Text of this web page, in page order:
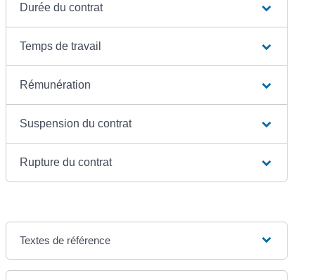
Durée du contrat
Temps de travail
Rémunération
Suspension du contrat
Rupture du contrat
Textes de référence